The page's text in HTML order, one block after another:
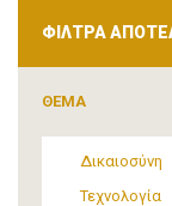
ΦΙΛΤΡΑ
ΘΕΜΑ
Δικαιοσύνη
Τεχνολογία